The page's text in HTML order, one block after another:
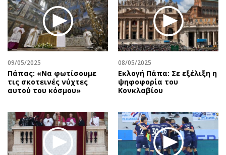
09/05/2025
Πάπας: «Να φωτίσουμε
τις σκοτεινές νύχτες
αυτού του κόσμου»
08/05/2025
Εκλογή Πάπα: Σε εξέλιξη η
ψηφοφορία του
Κονκλαβίου